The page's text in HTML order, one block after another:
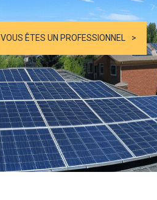
VOUS ÊTES UN PROFESSIONNEL